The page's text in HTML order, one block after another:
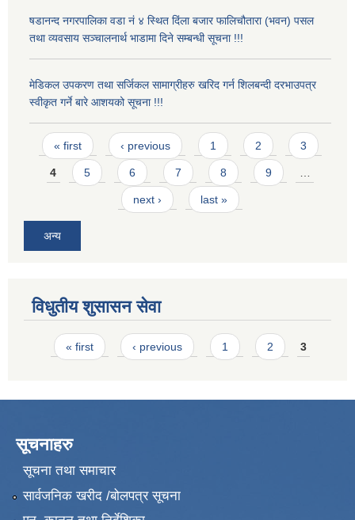
षडानन्द नगरपालिका वडा नं ४ स्थित दिंला बजार फालिचौतारा (भवन) पसल
तथा व्यवसाय सञ्चालनार्थ भाडामा दिने सम्बन्धी सूचना !!!
मेडिकल उपकरण तथा सर्जिकल सामाग्रीहरु खरिद गर्न शिलबन्दी दरभाउपत्र
स्वीकृत गर्ने बारे आशयको सूचना !!!
Pages
« first ‹ previous 1 2 3
4 5 6 7 8 9
next › last »
अन्य
विधुतीय शुसासन सेवा
Pages
« first ‹ previous 1 2 3
सूचनाहरु
सूचना तथा समाचार
सार्वजनिक खरीद /बोलपत्र सूचना